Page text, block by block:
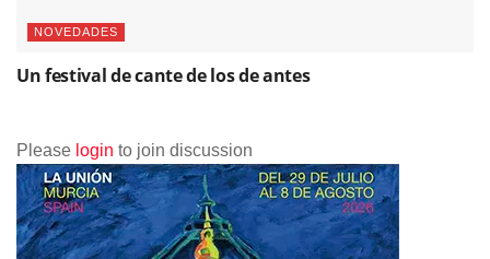
NOVEDADES
Un festival de cante de los de antes
Please login to join discussion